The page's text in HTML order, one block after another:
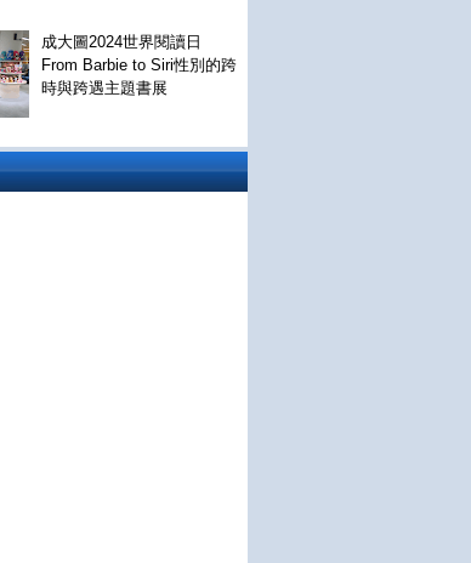
成大圖2024世界閱讀日
From Barbie to Siri性別的跨
時與跨遇主題書展